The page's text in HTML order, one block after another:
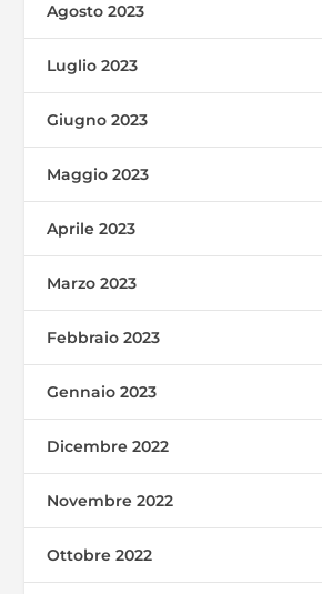
Agosto 2023
Luglio 2023
Giugno 2023
Maggio 2023
Aprile 2023
Marzo 2023
Febbraio 2023
Gennaio 2023
Dicembre 2022
Novembre 2022
Ottobre 2022